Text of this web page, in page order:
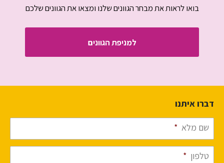
בואו לראות את מבחר הגוונים שלנו ומצאו את הגוונים שלכם
למניפת הגוונים
דברו איתנו
שם מלא *
טלפון *